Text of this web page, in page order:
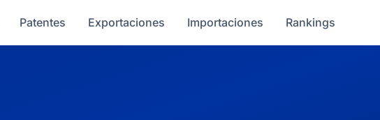
Patentes Exportaciones Importaciones Rankings